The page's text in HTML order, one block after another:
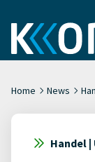
Home News
Handel